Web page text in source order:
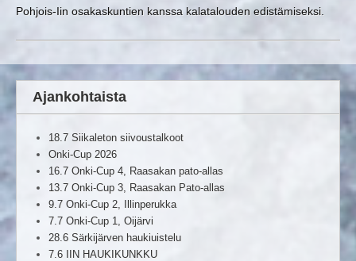
Pohjois-Iin osakaskuntien kanssa kalatalouden edistämiseksi.
Ajankohtaista
18.7 Siikaleton siivoustalkoot
Onki-Cup 2026
16.7 Onki-Cup 4, Raasakan pato-allas
13.7 Onki-Cup 3, Raasakan Pato-allas
9.7 Onki-Cup 2, Illinperukka
7.7 Onki-Cup 1, Oijärvi
28.6 Särkijärven haukiuistelu
7.6 IIN HAUKIKUNKKU